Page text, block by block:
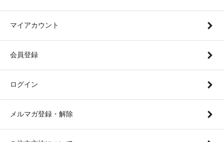
マイアカウント
会員登録
ログイン
メルマガ登録・解除